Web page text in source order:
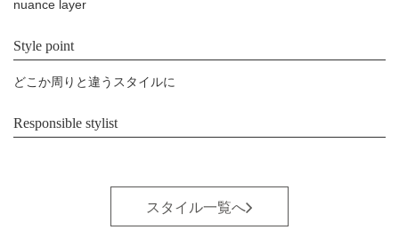
nuance layer
Style point
どこか周りと違うスタイルに
Responsible stylist
スタイル一覧へ